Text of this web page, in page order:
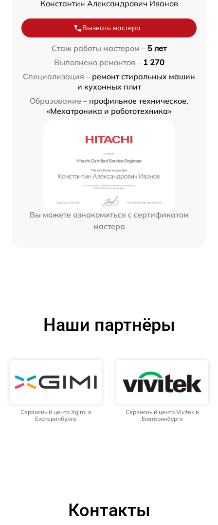
Константин Александрович Иванов
Вызвать мастера
Стаж работы мастером – 5 лет
Выполнено ремонтов – 1 270
Специализация – ремонт стиральных машин
и кухонных плит
Образование – профильное техническое,
«Мехатроника и робототехника»
Вы можете ознакомиться с сертификатом
мастера
Наши партнёры
Сервисный центр Xgimi в
Екатеринбурге
Сервисный центр Vivitek в
Екатеринбурге
Контакты